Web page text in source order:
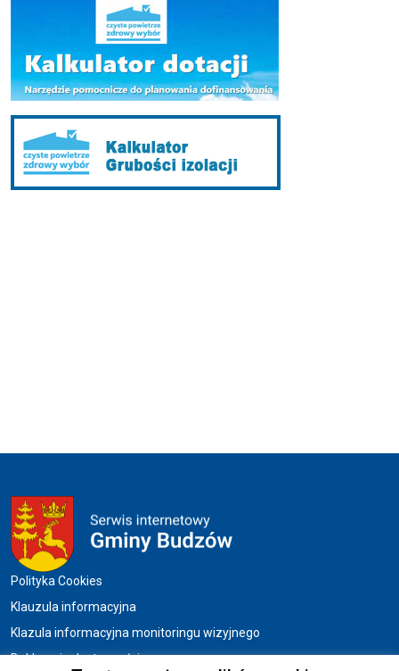
Menu w stopce
Polityka Cookies
Klauzula informacyjna
Klazula informacyjna monitoringu wizyjnego
Deklaracja dostępności